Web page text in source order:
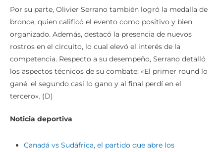
Por su parte, Olivier Serrano también logró la medalla de
bronce, quien calificó el evento como positivo y bien
organizado. Además, destacó la presencia de nuevos
rostros en el circuito, lo cual elevó el interés de la
competencia. Respecto a su desempeño, Serrano detalló
los aspectos técnicos de su combate: «El primer round lo
gané, el segundo casi lo gano y al final perdí en el
tercero». (D)
Noticia deportiva
Canadá vs Sudáfrica, el partido que abre los